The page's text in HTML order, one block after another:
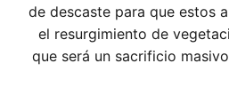
de descaste para que estos
el resurgimiento de
que será un sacrificio